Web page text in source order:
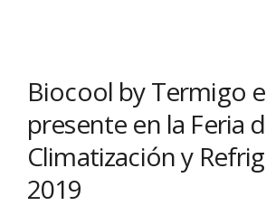
Biocool by Termigo
presente en la Feria
Climatización y
2019